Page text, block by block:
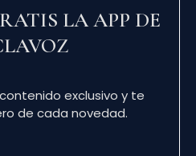
LA APP DE
exclusivo y te
de cada novedad.